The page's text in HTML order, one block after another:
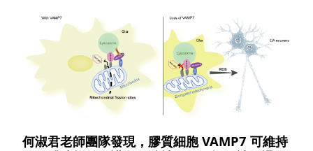
何淑君老師團隊發現，膠質細胞 VAMP7 可維持